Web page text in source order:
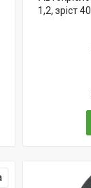
1,2, зріст